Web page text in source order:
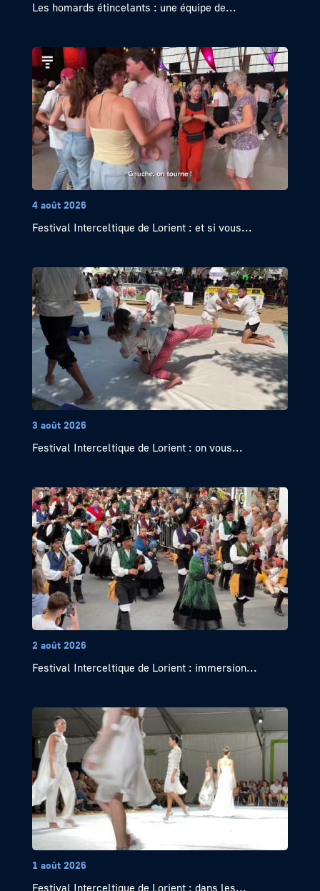
Les homards étincelants : une équipe de...
4 août 2026
Festival Interceltique de Lorient : et si vous...
3 août 2026
Festival Interceltique de Lorient : on vous...
2 août 2026
Festival Interceltique de Lorient : immersion...
1 août 2026
Festival Interceltique de Lorient : dans les...